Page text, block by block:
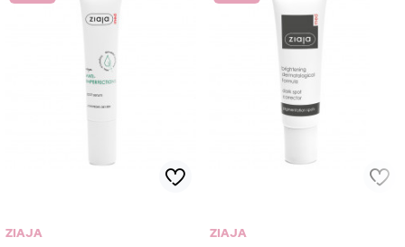
ZIAJA ZIAJA